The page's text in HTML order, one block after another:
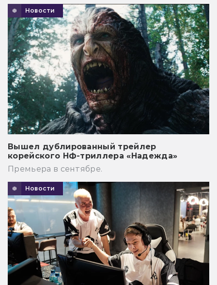
Новости
Вышел дублированный трейлер
корейского НФ-триллера «Надежда»
Премьера в сентябре.
Новости